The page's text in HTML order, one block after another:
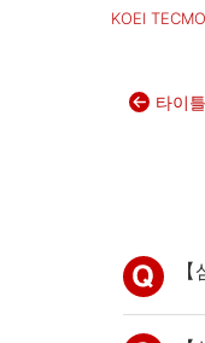
KOEI
타이